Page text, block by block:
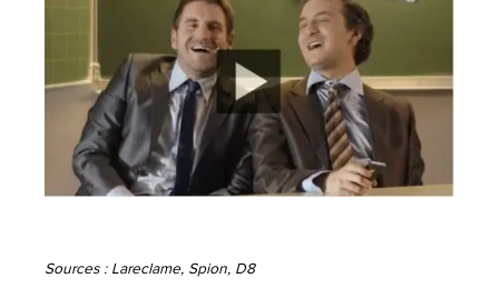
Sources : Lareclame, Spion, D8